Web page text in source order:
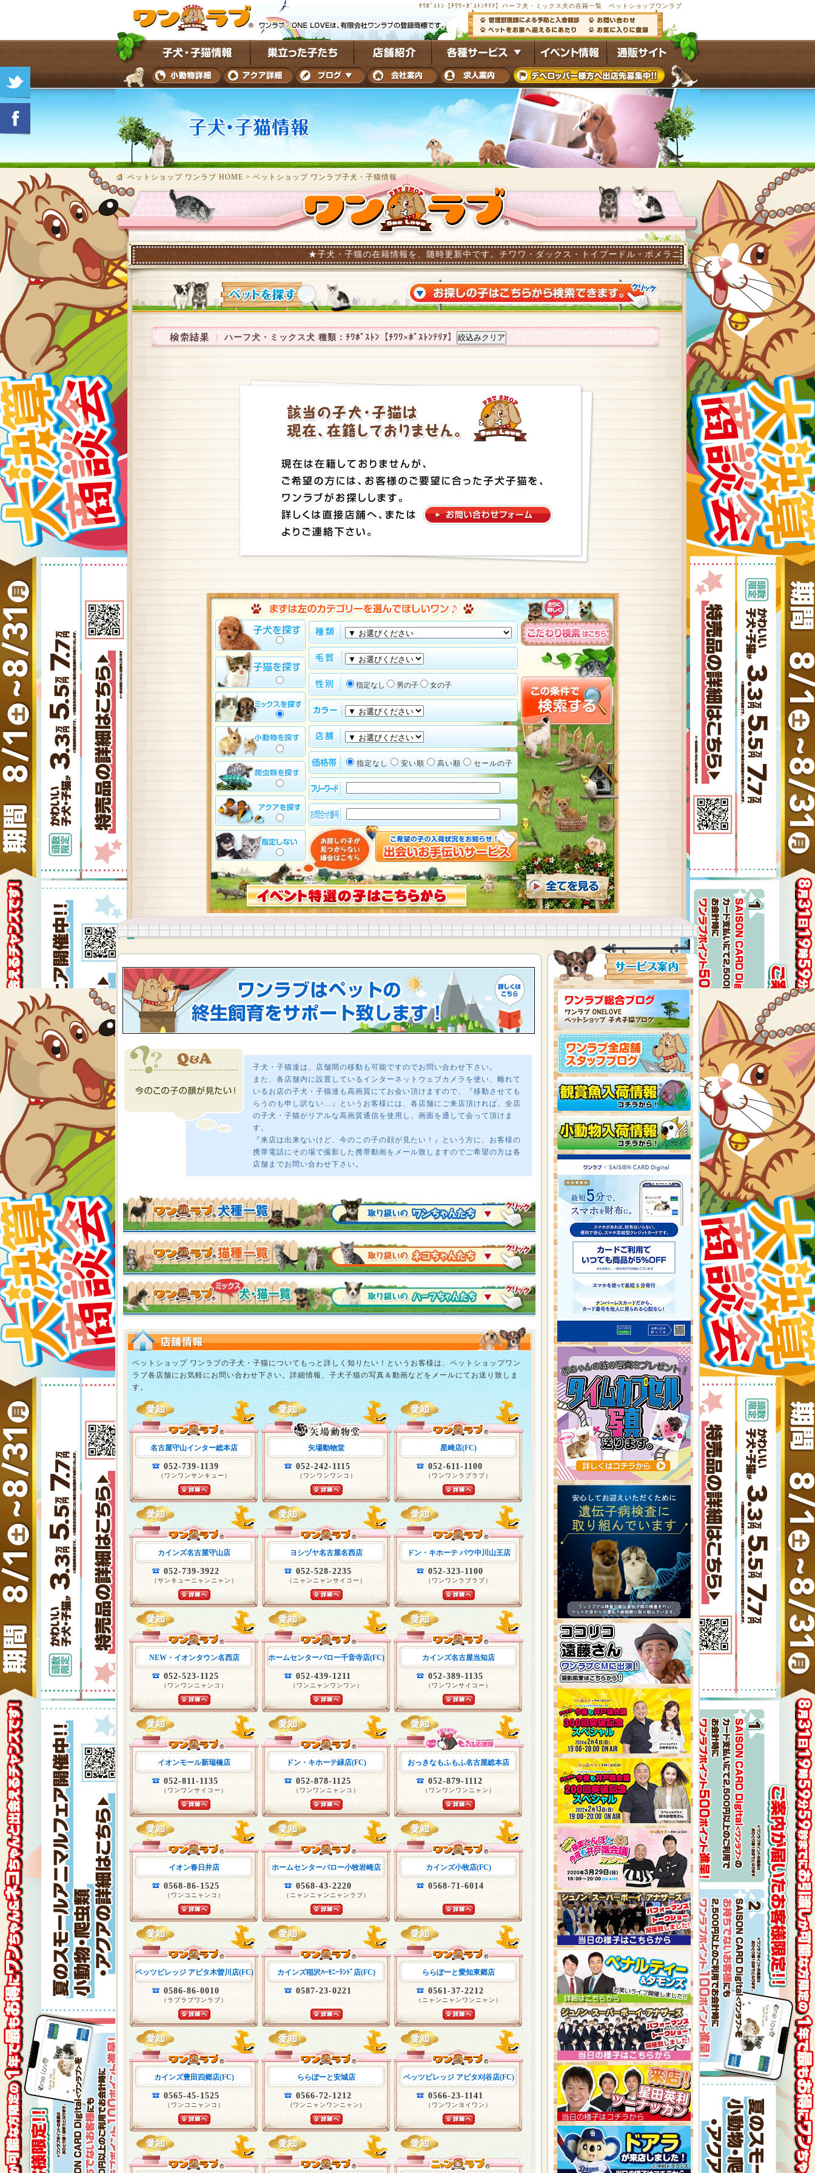
ﾁﾜﾎﾞｽﾄﾝ【ﾁﾜﾜ×ﾎﾞｽﾄﾝﾃﾘｱ】ハーフ犬・ミックス犬の在籍一覧 ペットショップワンラブ
ペットショップ ワンラブ HOME > ペットショップ ワンラブ子犬・子猫情報
★子犬・子猫の在籍情報を、随時更新中です。チワワ・ダックス・トイプードル・ポメラニアン他多数の子犬子猫が常時4,500頭以上
ハーフ犬・ミックス犬 種類：ﾁﾜﾎﾞｽﾄﾝ【ﾁﾜﾜ×ﾎﾞｽﾄﾝﾃﾘｱ】
指定なし 男の子 女の子
指定なし 安い順 高い順 セールの子
子犬・子猫達は、店舗間の移動も可能ですのでお問い合わせ下さい。
また、各店舗内に設置しているインターネットウェブカメラを使い、離れて
いるお店の子犬・子猫達も高画質にてお会い頂けますので、『移動させても
らうのも申し訳ない…』というお客様には、各店舗にご来店頂ければ、全店
の子犬・子猫がリアルな高画質通信を使用し、画面を通して会って頂けま
す。
『来店は出来ないけど、今のこの子の顔が見たい！』という方に、お客様の
携帯電話にその場で撮影した携帯動画をメール致しますのでご希望の方は各
店舗までお問い合わせ下さい。
ペットショップ ワンラブの子犬・子猫についてもっと詳しく知りたい！というお客様は、ペットショップワン
ラブ各店舗にお気軽にお問い合わせ下さい。詳細情報、子犬子猫の写真＆動画などをメールにてお送り致しま
す。
名古屋守山インター総本店
052-739-1139
（ワンワンサンキュー）
矢場動物堂
052-242-1115
（ワンワンワンコ）
星崎店(FC)
052-611-1100
（ワンワンラブラブ）
カインズ名古屋守山店
052-739-3922
（サンキューニャンニャン）
ヨシヅヤ名古屋名西店
052-528-2235
（ニャンニャンサイコー）
ドン・キホーテ パウ中川山王店
052-323-1100
（ワンワンラブラブ）
NEW・イオンタウン名西店
052-523-1125
（ワンワンニャンコ）
ホームセンターバロー千音寺店(FC)
052-439-1211
（ワンニャンワンワン）
カインズ名古屋当知店
052-389-1135
（ワンワンサイコー）
イオンモール新瑞橋店
052-811-1135
（ワンワンサイコー）
ドン・キホーテ緑店(FC)
052-878-1125
（ワンワンニャンコ）
おっきなもふもふ名古屋総本店
052-879-1112
（ワンワンワンニャン）
イオン春日井店
0568-86-1525
（ワンコニャンコ）
ホームセンターバロー小牧岩崎店
0568-43-2220
（ニャンニャンニャンラブ）
カインズ小牧店(FC)
0568-71-6014
ペッツビレッジ アピタ木曽川店(FC)
0586-86-0010
（ラブラブワンラブ）
カインズ稲沢ﾊｰﾓﾆｰﾗﾝﾄﾞ店(FC)
0587-23-0221
ららぽーと愛知東郷店
0561-37-2212
（ニャンニャンワンニャン）
カインズ豊田四郷店(FC)
0565-45-1525
（ワンコニャンコ）
ららぽーと安城店
0566-72-1212
(ワンニャンワンニャン)
ペッツビレッジ アピタ刈谷店(FC)
0566-23-1141
（ワンワンヨイワン）